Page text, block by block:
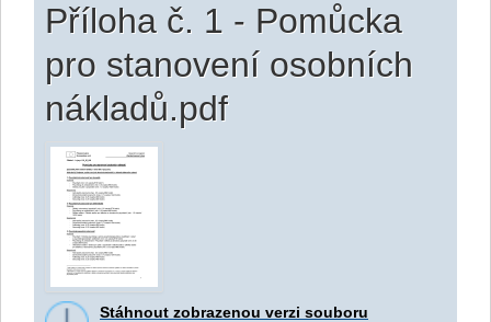
Příloha č. 1 - Pomůcka
pro stanovení osobních
nákladů.pdf
Stáhnout zobrazenou verzi souboru